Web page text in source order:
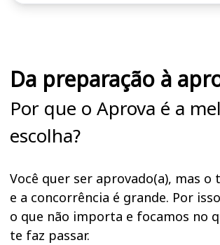
Da preparação à
Por que o Aprova é a
escolha?
Você quer ser aprovado(a), mas
e a concorrência é grande. Por
o que não importa e focamos no
te faz passar.